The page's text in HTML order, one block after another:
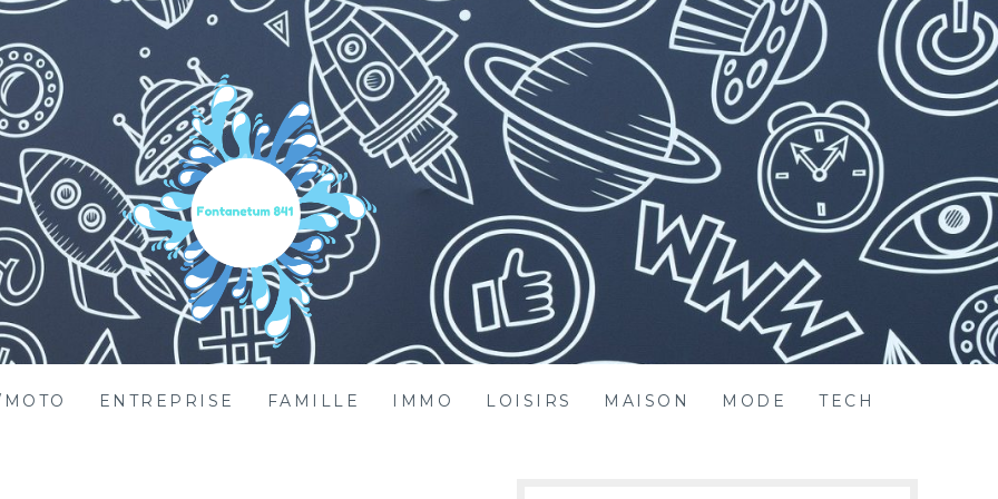
ENTREPRISE FAMILLE IMMO LOISIRS MAISON MODE TECH